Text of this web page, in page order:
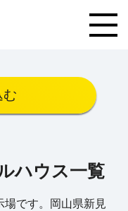
む
ハウス一覧
場です。岡山県新見